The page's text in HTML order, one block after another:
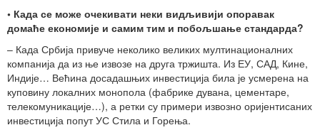
• Када се може очекивати неки видљивији опоравак
домаће економије и самим тим и побољшање стандарда?
– Када Србија привуче неколико великих мултинационалних
компанија да из ње извозе на друга тржишта. Из ЕУ, САД, Кине,
Индије… Већина досадашњих инвестиција била је усмерена на
куповину локалних монопола (фабрике дувана, цементаре,
телекомуникације…), а ретки су примери извозно оријентисаних
инвестиција попут УС Стила и Горења.